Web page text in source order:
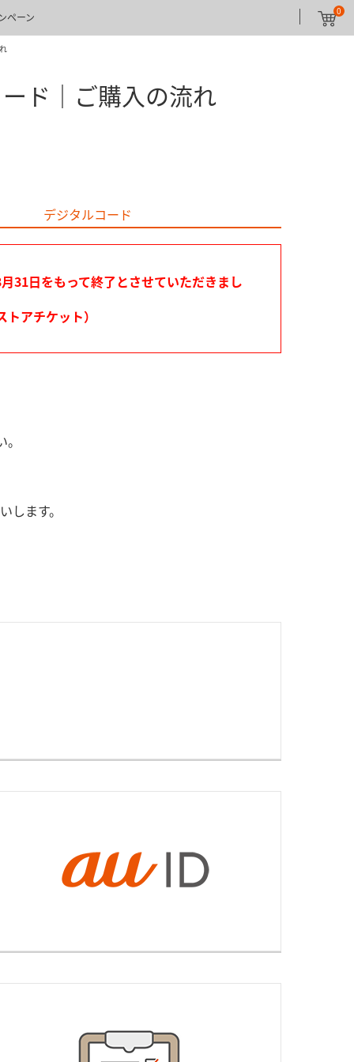
ペーン 0
ド｜ご購入の流れ
デジタルコード
31日をもって終了とさせていただきまし
アチケット）
ます。